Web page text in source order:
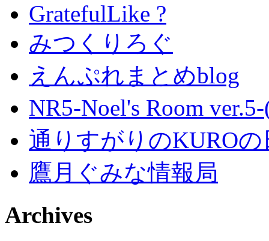
GratefulLike ?
みつくりろぐ
えんぷれまとめblog
NR5-Noel's Room
通りすがりのKURO
鷹月ぐみな情報局
Archives